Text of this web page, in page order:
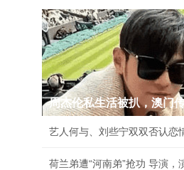
周杰伦私生活被扒，澳门
艺人何与、刘些宁双双否认恋
荷兰弟遭“河南弟”抢功 导演，